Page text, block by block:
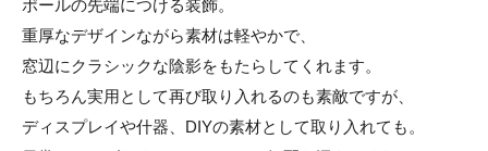
ポールの先端につける装飾。
重厚なデザインながら素材は軽やかで、
窓辺にクラシックな陰影をもたらしてくれます。
もちろん実用として再び取り入れるのも素敵ですが、
ディスプレイや什器、DIYの素材として取り入れても。